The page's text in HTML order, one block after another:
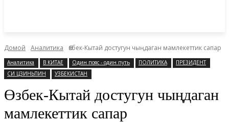
Домой Аналитика Өзбек-Кытай достугун чыңдаган мамлекеттик сапар
Аналитика В КИТАЕ Один пояс - один путь ПОЛИТИКА
ПРЕЗИДЕНТ
СИ ЦЗИНЬПИН
УЗБЕКИСТАН
Өзбек-Кытай достугун чыңдаган
мамлекеттик сапар